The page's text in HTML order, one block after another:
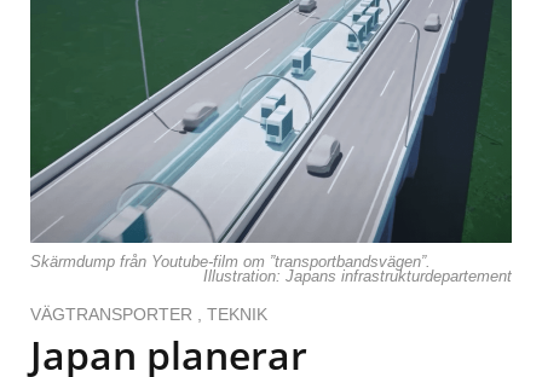
Skärmdump från Youtube-film om ”transportbandsvägen”.
Illustration: Japans infrastrukturdepartement
VÄGTRANSPORTER TEKNIK
Japan planerar